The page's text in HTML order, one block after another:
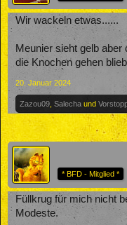
Wir wackeln etwas......
Meunier sieht gelb
die Knochen gehen
20. Januar 2024
Zazou09 Salecha und
* BFD - Mitglied *
Füllkrug für mich nicht
Modeste.